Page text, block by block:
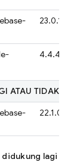
23.0.1
4.4.4
ATAU TIDAK
22.1.0
lagi